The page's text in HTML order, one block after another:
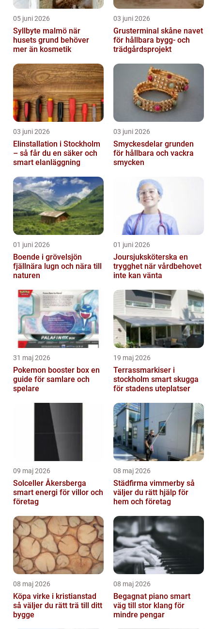
05 juni 2026
Syllbyte malmö när
husets grund behöver
mer än kosmetik
03 juni 2026
Grusterminal skåne navet
för hållbara bygg- och
trädgårdsprojekt
03 juni 2026
Elinstallation i Stockholm
– så får du en säker och
smart elanläggning
03 juni 2026
Smyckesdelar grunden
för hållbara och vackra
smycken
01 juni 2026
Boende i grövelsjön
fjällnära lugn och nära till
naturen
01 juni 2026
Joursjuksköterska en
trygghet när vårdbehovet
inte kan vänta
31 maj 2026
Pokemon booster box en
guide för samlare och
spelare
19 maj 2026
Terrassmarkiser i
stockholm smart skugga
för stadens uteplatser
09 maj 2026
Solceller Åkersberga
smart energi för villor och
företag
08 maj 2026
Städfirma vimmerby så
väljer du rätt hjälp för
hem och företag
08 maj 2026
Köpa virke i kristianstad
så väljer du rätt trä till ditt
bygge
08 maj 2026
Begagnat piano smart
väg till stor klang för
mindre pengar